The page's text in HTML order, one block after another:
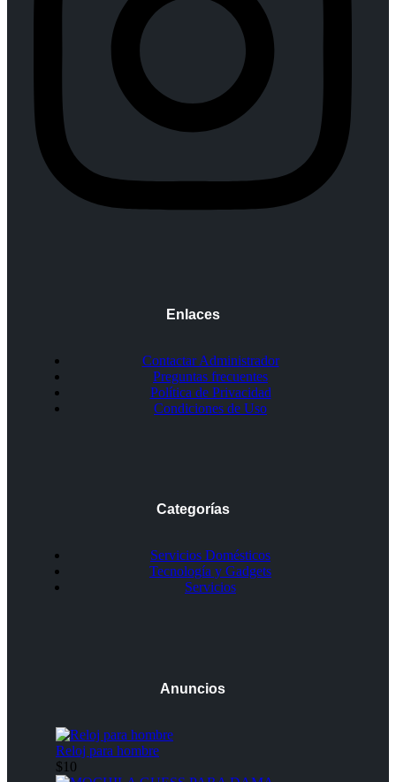
Enlaces
Contactar Administrador
Preguntas frecuentes
Política de Privacidad
Condiciones de Uso
Categorías
Servicios Domésticos
Tecnología y Gadgets
Servicios
Anuncios
Reloj para hombre
$10